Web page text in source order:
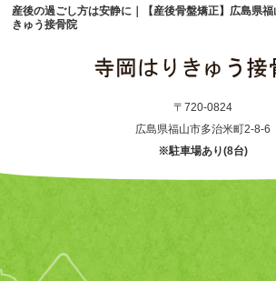
産後の過ごし方は安静に｜【産後骨盤矯正】広島県福
きゅう接骨院
〒720-0824
広島県福山市多治米町2-8-6
※駐車場あり(8台)
初めての方へ
アクセス